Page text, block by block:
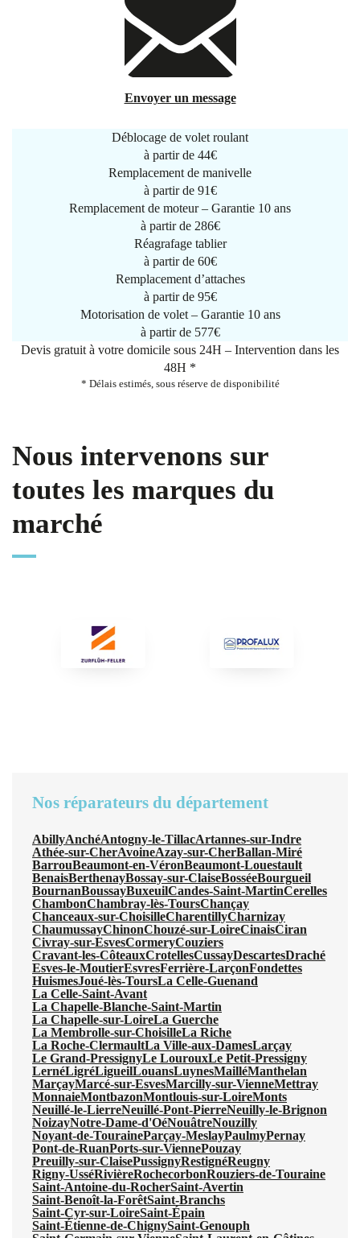
Envoyer un message
Déblocage de volet roulant
à partir de 44€
Remplacement de manivelle
à partir de 91€
Remplacement de moteur – Garantie 10 ans
à partir de 286€
Réagrafage tablier
à partir de 60€
Remplacement d’attaches
à partir de 95€
Motorisation de volet – Garantie 10 ans
à partir de 577€
Devis gratuit à votre domicile sous 24H – Intervention dans les
48H *
* Délais estimés, sous réserve de disponibilité
Nous intervenons sur
toutes les marques du
marché
Nos réparateurs du département
AbillyAnchéAntogny-le-TillacArtannes-sur-Indre
Athée-sur-CherAvoineAzay-sur-CherBallan-Miré
BarrouBeaumont-en-VéronBeaumont-Louestault
BenaisBerthenayBossay-sur-ClaiseBosséeBourgueil
BournanBoussayBuxeuilCandes-Saint-MartinCerelles
ChambonChambray-lès-ToursChançay
Chanceaux-sur-ChoisilleCharentillyCharnizay
ChaumussayChinonChouzé-sur-LoireCinaisCiran
Civray-sur-EsvesCormeryCouziers
Cravant-les-CôteauxCrotellesCussayDescartesDraché
Esves-le-MoutierEsvresFerrière-LarçonFondettes
HuismesJoué-lès-ToursLa Celle-Guenand
La Celle-Saint-Avant
La Chapelle-Blanche-Saint-Martin
La Chapelle-sur-LoireLa Guerche
La Membrolle-sur-ChoisilleLa Riche
La Roche-ClermaultLa Ville-aux-DamesLarçay
Le Grand-PressignyLe LourouxLe Petit-Pressigny
LernéLigréLigueilLouansLuynesMailléManthelan
MarçayMarcé-sur-EsvesMarcilly-sur-VienneMettray
MonnaieMontbazonMontlouis-sur-LoireMonts
Neuillé-le-LierreNeuillé-Pont-PierreNeuilly-le-Brignon
NoizayNotre-Dame-d'OéNouâtreNouzilly
Noyant-de-TouraineParçay-MeslayPaulmyPernay
Pont-de-RuanPorts-sur-ViennePouzay
Preuilly-sur-ClaisePussignyRestignéReugny
Rigny-UsséRivièreRochecorbonRouziers-de-Touraine
Saint-Antoine-du-RocherSaint-Avertin
Saint-Benoît-la-ForêtSaint-Branchs
Saint-Cyr-sur-LoireSaint-Épain
Saint-Étienne-de-ChignySaint-Genouph